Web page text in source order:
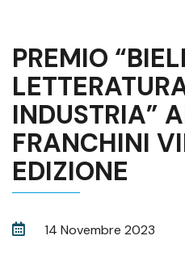
PREMIO
INDUSTRIA”
FRANCHINI
EDIZIONE
14 Novembre 2023